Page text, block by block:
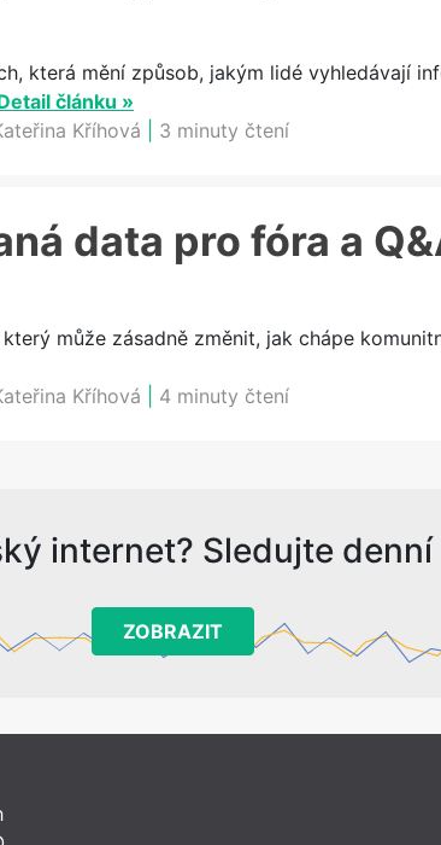
která mění způsob, jakým lidé vyhledávají
článku »
Kříhová 3 minuty čtení
data pro fóra a
může zásadně změnit, jak chápe
Kříhová 4 minuty čtení
internet? Sledujte
ZOBRAZIT